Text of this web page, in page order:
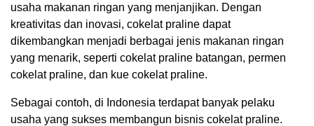
usaha makanan ringan yang menjanjikan. Dengan
kreativitas dan inovasi, cokelat praline dapat
dikembangkan menjadi berbagai jenis makanan ringan
yang menarik, seperti cokelat praline batangan, permen
cokelat praline, dan kue cokelat praline.
Sebagai contoh, di Indonesia terdapat banyak pelaku
usaha yang sukses membangun bisnis cokelat praline.